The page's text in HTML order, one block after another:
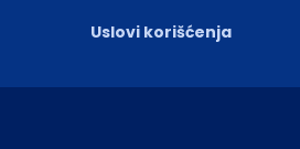
Uslovi korišćenja